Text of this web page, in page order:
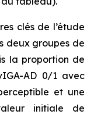
clés de l’étude
deux groupes de
la proportion de
AD 0/1 avec
et une
initiale de